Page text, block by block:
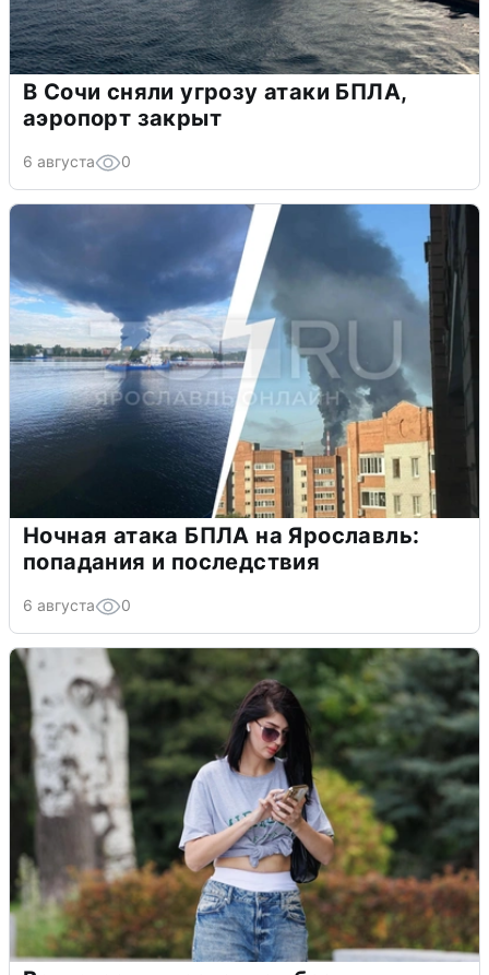
В Сочи сняли угрозу атаки БПЛА,
аэропорт закрыт
6 августа 0
Ночная атака БПЛА на Ярославль:
попадания и последствия
6 августа 0